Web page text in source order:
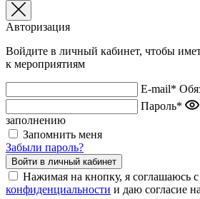
Авторизация
Войдите в личный кабинет, чтобы
к мероприятиям
E-mail*
Пароль*
заполнению
Запомнить меня
Забыли пароль?
Нажимая на кнопку, я соглашаюсь с
конфиденциальности и даю согласие на